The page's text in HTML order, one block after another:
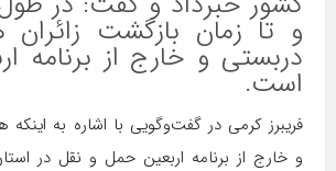
و تا زمان بازگشت زائران
دربستی و خارج از برنامه
است.
فریبرز کرمی در گفت‌وگویی با اشاره به
و خارج از برنامه اربعین حمل و نقل در